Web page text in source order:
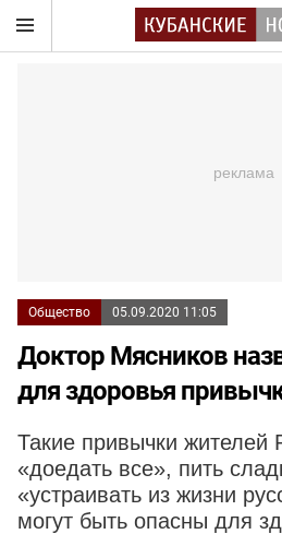
Общество 05.09.2020 11:05
Доктор Мясников
для здоровья
Такие привычки жителей
«доедать все», пить
«устраивать из жизни
могут быть опасны для